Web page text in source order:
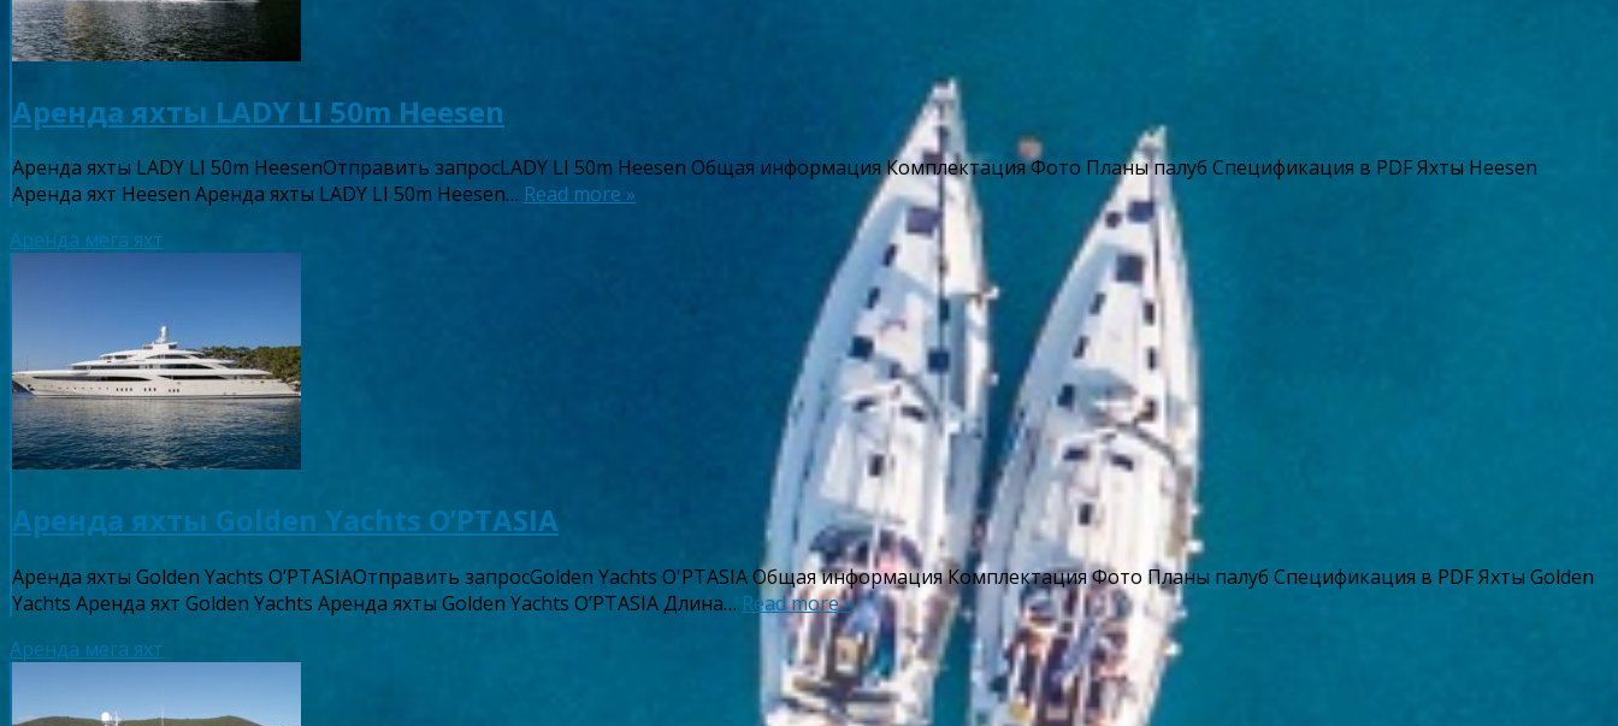
Аренда яхты LADY LI 50m Heesen
Аренда яхты LADY LI 50m HeesenОтправить запросLADY LI 50m Heesen Общая информация Комплектация Фото Планы палуб Спецификация в PDF Яхты Heesen
Аренда яхт Heesen Аренда яхты LADY LI 50m Heesen… Read more »
Аренда мега яхт
Аренда яхты Golden Yachts O’PTASIA
Аренда яхты Golden Yachts O’PTASIAОтправить запросGolden Yachts O'PTASIA Общая информация Комплектация Фото Планы палуб Спецификация в PDF Яхты Golden
Yachts Аренда яхт Golden Yachts Аренда яхты Golden Yachts O’PTASIA Длина… Read more »
Аренда мега яхт